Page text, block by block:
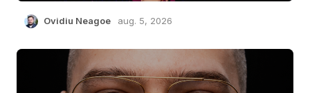
Ovidiu Neagoe aug. 5, 2026